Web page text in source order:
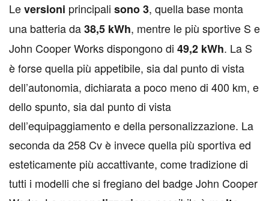
Leversioni principali sono 3, quella base monta
una batteria da38,5 kWh, mentre le più sportive S e
John Cooper Works dispongono di 49,2 kWh. La S
è forse quella più appetibile, sia dal punto di vista
dell’autonomia, dichiarata a poco meno di 400 km, e
dello spunto, sia dal punto di vista
dell’equipaggiamento e della personalizzazione. La
seconda da 258 Cv è invece quella più sportiva ed
esteticamente più accattivante, come tradizione di
tutti i modelli che si fregiano del badge John Cooper